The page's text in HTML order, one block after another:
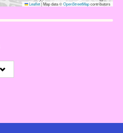
Leaflet|Map data ©OpenStreetMapcontributors